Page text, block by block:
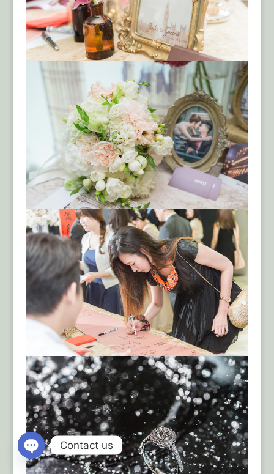
Contact us
Open